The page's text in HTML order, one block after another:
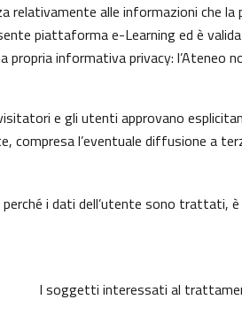
alle informazioni che
piattaforma e-Learning ed è
propria informativa privacy:
e gli utenti approvano
l’eventuale diffusione a
i dati dell’utente sono trattati, è
I soggetti interessati al